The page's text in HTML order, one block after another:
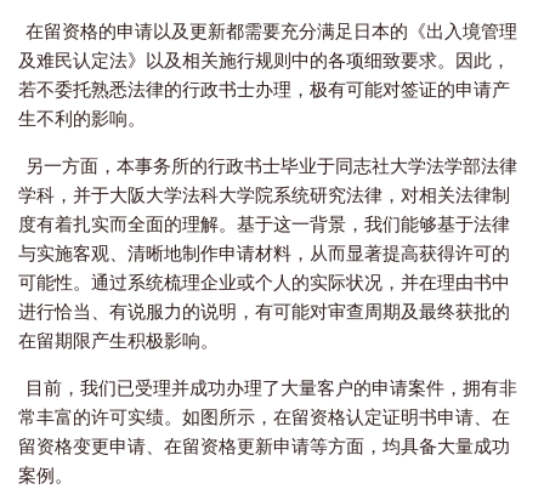
在留资格的申请以及更新都需要充分满足日本的《出入境管理
及难民认定法》以及相关施行规则中的各项细致要求。 因此，
若不委托熟悉法律的行政书士办理，极有可能对签证的申请产
生不利的影响。
另一方面，本事务所的行政书士毕业于同志社大学法学部法律
学科，并于大阪大学法科大学院系统研究法律，对相关法律制
度有着扎实而全面的理解。基于这一背景，我们能够基于法律
与实施客观、清晰地制作申请材料，从而显著提高获得许可的
可能性。通过系统梳理企业或个人的实际状况，并在理由书中
进行恰当、有说服力的说明，有可能对审查周期及最终获批的
在留期限产生积极影响。
目前，我们已受理并成功办理了大量客户的申请案件，拥有非
常丰富的许可实绩。如图所示，在留资格认定证明书申请、在
留资格变更申请、在留资格更新申请等方面，均具备大量成功
案例。